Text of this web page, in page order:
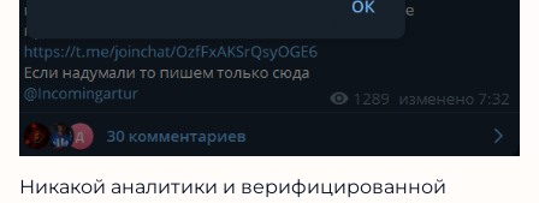
Никакой аналитики и верифицированной